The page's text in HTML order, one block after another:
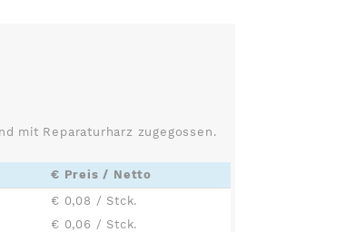
mit Reparaturharz zugegossen.
€ Preis / Netto
€ 0,08 / Stck.
€ 0,06 / Stck.